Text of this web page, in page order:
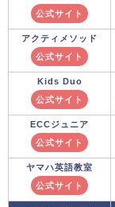
公式サイト
アクティメソッド
公式サイト
Kids Duo
公式サイト
ECCジュニア
公式サイト
ヤマハ英語教室
公式サイト